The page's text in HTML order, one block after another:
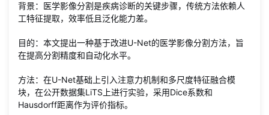
背景：医学影像分割是疾病诊断的关键步骤，传统方法依赖人
工特征提取，效率低且泛化能力差。
目的：本文提出一种基于改进U-Net的医学影像分割方法，旨
在提高分割精度和自动化水平。
方法：在U-Net基础上引入注意力机制和多尺度特征融合模
块，在公开数据集LiTS上进行实验，采用Dice系数和
Hausdorff距离作为评价指标。